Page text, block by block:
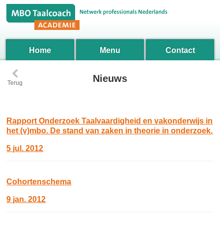
Home Menu Contact
‹
Terug Nieuws
Rapport Onderzoek Taalvaardigheid en vakonderwijs in
het (v)mbo. De stand van zaken in theorie in onderzoek.
5 jul. 2012
Cohortenschema
9 jan. 2012